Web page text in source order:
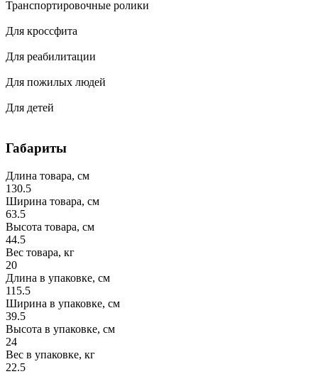
Транспортировочные ролики
Для кроссфита
Для реабилитации
Для пожилых людей
Для детей
Габариты
Длина товара, см
130.5
Ширина товара, см
63.5
Высота товара, см
44.5
Вес товара, кг
20
Длина в упаковке, см
115.5
Ширина в упаковке, см
39.5
Высота в упаковке, см
24
Вес в упаковке, кг
22.5